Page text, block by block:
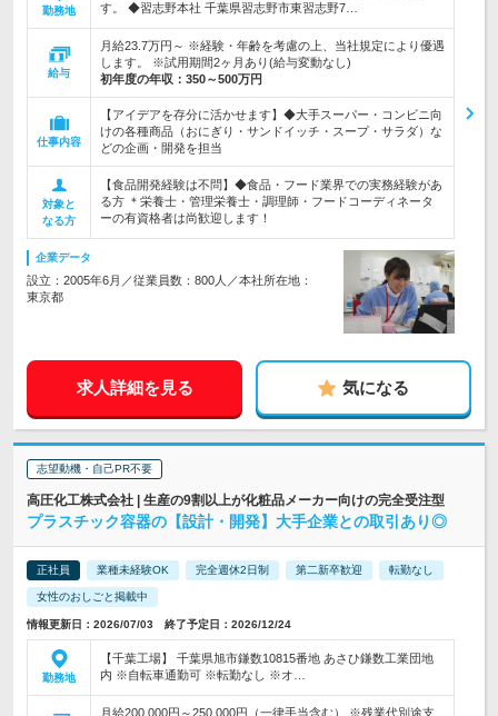
勤務地
す。 ◆習志野本社 千葉県習志野市東習志野7…
給与
月給23.7万円～ ※経験・年齢を考慮の上、当社規定により優遇
します。 ※試用期間2ヶ月あり(給与変動なし)
初年度の年収： 350～500万円
仕事内容
【アイデアを存分に活かせます】◆大手スーパー・コンビニ向
けの各種商品（おにぎり・サンドイッチ・スープ・サラダ）な
どの企画・開発を担当
対象と
なる方
【食品開発経験は不問】◆食品・フード業界での実務経験があ
る方 ＊栄養士・管理栄養士・調理師・フードコーディネータ
ーの有資格者は尚歓迎します！
企業データ
設立：2005年6月／従業員数：800人／本社所在地：
東京都
求人詳細を見る 気になる
志望動機・自己PR不要
高圧化工株式会社 | 生産の9割以上が化粧品メーカー向けの完全受注型
プラスチック容器の【設計・開発】大手企業との取引あり◎
正社員 業種未経験OK 完全週休2日制 第二新卒歓迎 転勤なし
女性のおしごと掲載中
情報更新日：2026/07/03 終了予定日：2026/12/24
勤務地
【千葉工場】 千葉県旭市鎌数10815番地 あさひ鎌数工業団地
内 ※自転車通勤可 ※転勤なし ※オ…
月給200,000円～250,000円（一律手当含む） ※残業代別途支